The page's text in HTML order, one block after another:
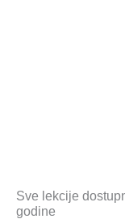
Sve lekcije
godine